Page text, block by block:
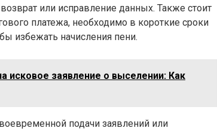
или исправление данных. Также стоит
платежа, необходимо в короткие сроки
избежать начисления пени.
исковое заявление о выселении: Как
подачи заявлений или